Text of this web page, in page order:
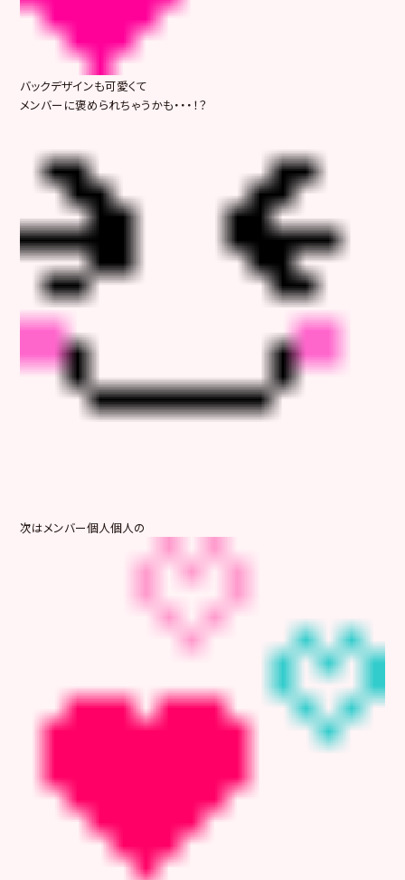
バックデザインも可愛くて
メンバーに褒められちゃうかも・・・！？
次はメンバー個人個人の